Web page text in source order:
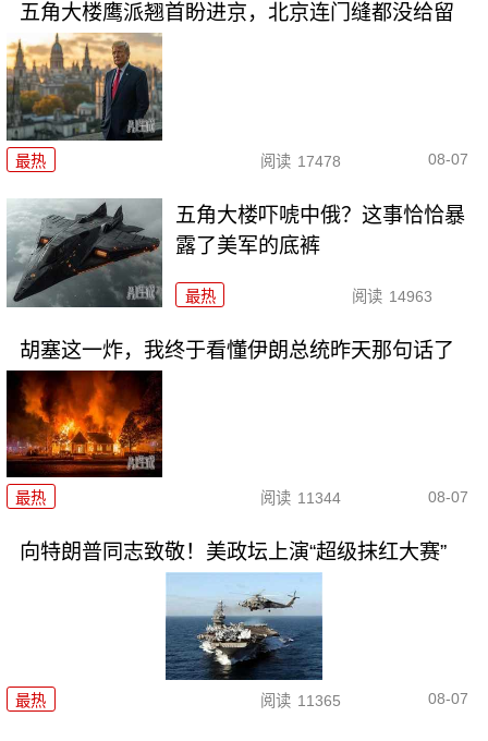
五角大楼鹰派翘首盼进京，北京连门缝都没给留
最热 阅读 17478 08-07
五角大楼吓唬中俄？这事恰恰暴
露了美军的底裤
最热 阅读 14963
胡塞这一炸，我终于看懂伊朗总统昨天那句话了
最热 阅读 11344 08-07
向特朗普同志致敬！美政坛上演“超级抹红大赛”
最热 阅读 11365 08-07